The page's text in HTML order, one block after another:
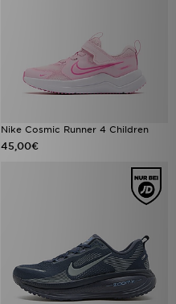
Nike Cosmic Runner 4 Children
45,00€